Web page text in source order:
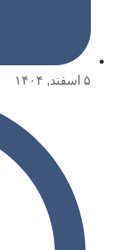
۵ اسفند, ۱۴۰۴